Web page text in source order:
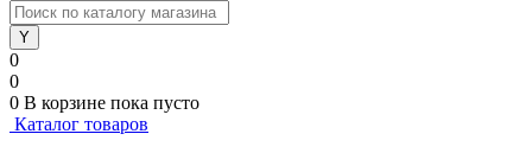
0
0
0 В корзине пока пусто
Каталог товаров